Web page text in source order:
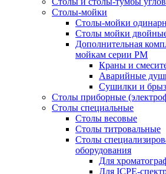
Столы-мойки
Столы-мойки
Столы мойки
Дополнительная
мойкам серии РМ
Краны и
Аварийные
Сушилки и
Столы приборные
Столы специальные
Столы весовые
Столы титровальные
Столы
оборудования
Для
Для ICPE-